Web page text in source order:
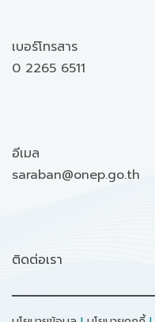
เบอร์โทรสาร
0 2265 6511
อีเมล
saraban@onep.go.th
ติดต่อเรา